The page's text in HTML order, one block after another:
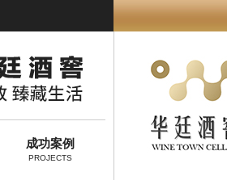
成功案例
PROJECTS